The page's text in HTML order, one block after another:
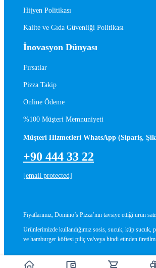
Hijyen Politikası
Kalite ve Gıda Güvenliği Politikası
İnovasyon Dünyası
Fırsatlar
Pizza Takip
Online Ödeme
%100 Müşteri Memnuniyeti
Müşteri Hizmetleri WhatsApp (Sipariş,
+90 444 33 22
[email protected]
Fiyatlarımız, Domino’s Pizza’nın tavsiye ettiği ürün
Ürünlerimizde kullandığımız sosis, sucuk, küp sucuk,
ve hamburger köftesi piliç ve/veya hindi etinden